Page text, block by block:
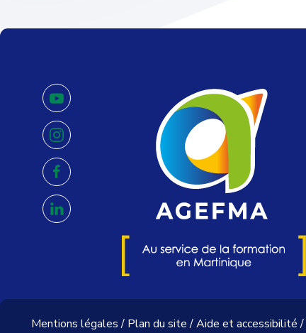
youtube
instagram
facebook
linkedin
Mentions légales/ Plan du site/Aide et accessibilité/